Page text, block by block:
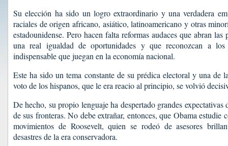
Su elección ha sido un logro extraordinario y una verdadera
raciales de origen africano, asiático, latinoamericano y otras
estadounidense. Pero hacen falta reformas audaces que abran las
una real igualdad de oportunidades y que reconozcan a
indispensable que juegan en la economía nacional.
Este ha sido un tema constante de su prédica electoral y una de
voto de los hispanos, que le era reacio al principio, se volvió
De hecho, su propio lenguaje ha despertado grandes
de sus fronteras. No debe extrañar, entonces, que Obama estudie
movimientos de Roosevelt, quien se rodeó de asesores
desastres de la era conservadora.